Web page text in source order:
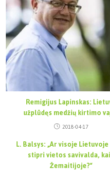
Remigijus Lapinskas:
užplūdęs medžių kirtimo
2018-04-17
L. Balsys: „Ar visoje
stipri vietos savivalda,
Žemaitijoje?“